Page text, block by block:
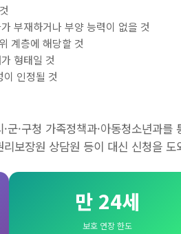
부재하거나 부양 능력이 없을 것
계층에 해당할 것
형태일 것
인정될 것
군·구청 가족정책과·아동청소년과
보장원 상담원 등이 대신 신청을 도
만 24세
보호 연장 한도